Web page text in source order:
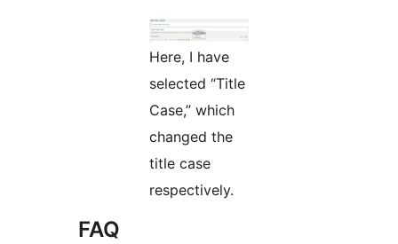
Here, I have
selected “Title
Case,” which
changed the
title case
respectively.
FAQ